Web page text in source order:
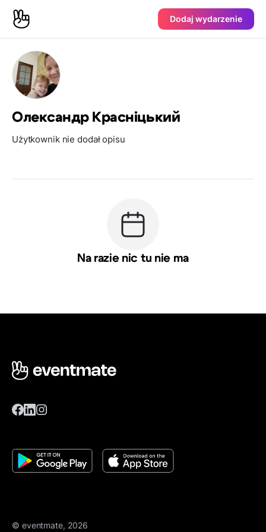
Dodaj wydarzenie
Олександр Красніцький
Użytkownik nie dodał opisu
Na razie nic tu nie ma
© eventmate, 2026